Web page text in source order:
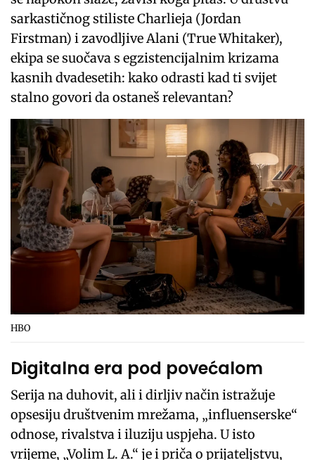
sarkastičnog stiliste Charlieja (Jordan
Firstman) i zavodljive Alani (True Whitaker),
ekipa se suočava s egzistencijalnim krizama
kasnih dvadesetih: kako odrasti kad ti svijet
stalno govori da ostaneš relevantan?
HBO
Digitalna era pod povećalom
Serija na duhovit, ali i dirljiv način istražuje
opsesiju društvenim mrežama, „influenserske“
odnose, rivalstva i iluziju uspjeha. U isto
vrijeme, „Volim L. A.“ je i priča o prijateljstvu,